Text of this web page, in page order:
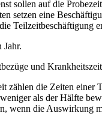
sollen auf die
setzen eine
Teilzeitbeschäftigung
Jahr.
und
zählen die Zeiten
als der Hälfte
wenn die Auswirkung